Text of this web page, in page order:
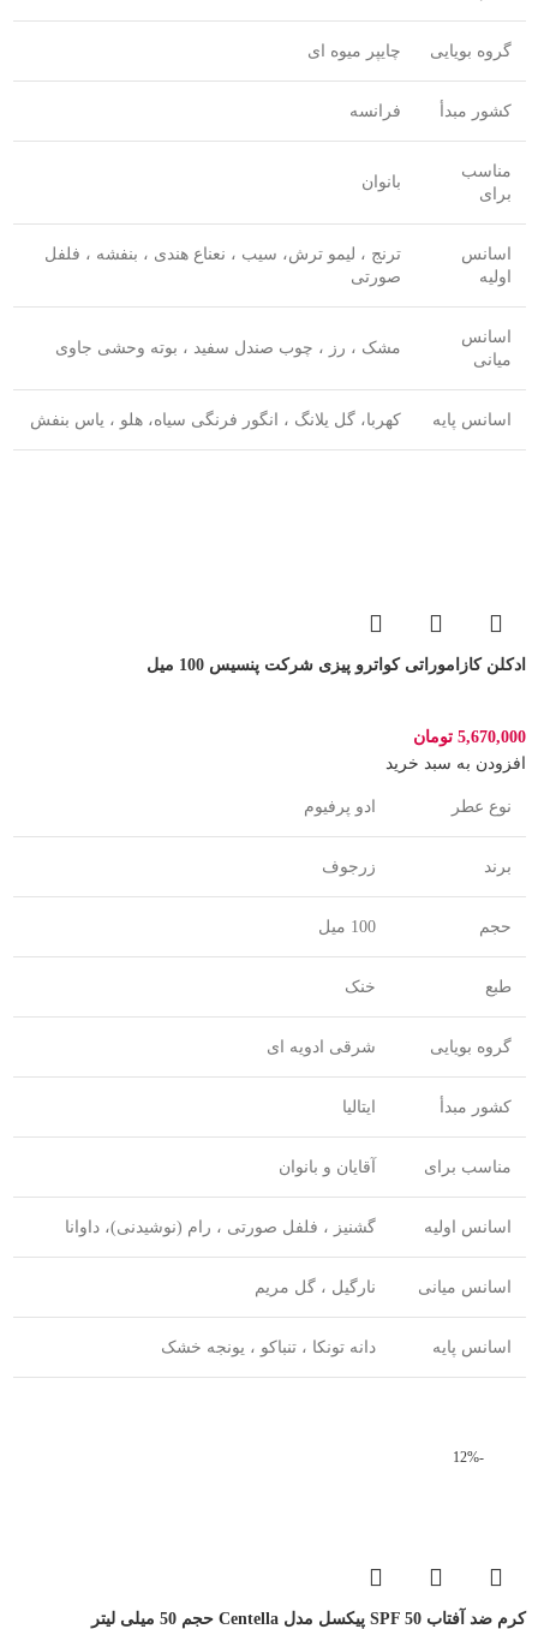
گروه بویایی چایپر میوه ای
کشور مبدأ فرانسه
مناسب
برای
بانوان
اسانس
اولیه
ترنج ، لیمو ترش، سیب ، نعناع هندی ، بنفشه ، فلفل
صورتی
اسانس
میانی
مشک ، رز ، چوب صندل سفید ، بوته وحشی جاوی
اسانس پایه کهربا، گل یلانگ ، انگور فرنگی سیاه، هلو ، یاس بنفش
ادکلن کازاموراتی کواترو پیزی شرکت پنسیس 100 میل
5,670,000 تومان
افزودن به سبد خرید
نوع عطر ادو پرفیوم
برند زرجوف
حجم 100 میل
طبع خنک
گروه بویایی شرقی ادویه ای
کشور مبدأ ایتالیا
مناسب برای آقایان و بانوان
اسانس اولیه گشنیز ، فلفل صورتی ، رام (نوشیدنی)، داوانا
اسانس میانی نارگیل ، گل مریم
اسانس پایه دانه تونکا ، تنباکو ، یونجه خشک
-12%
کرم ضد آفتاب SPF 50 پیکسل مدل Centella حجم 50 میلی لیتر